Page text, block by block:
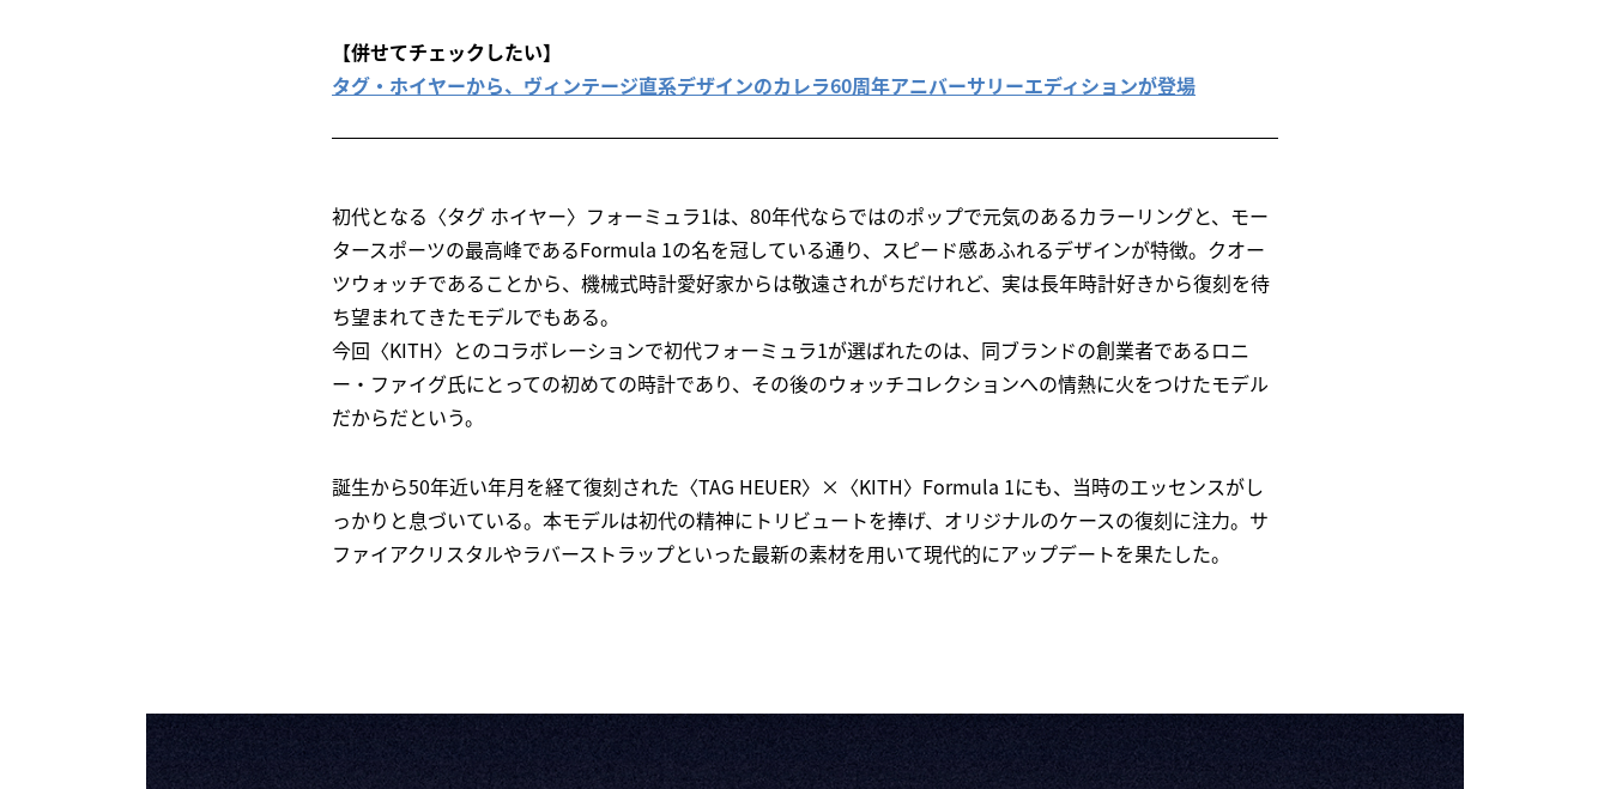
【併せてチェックしたい】
タグ・ホイヤーから、ヴィンテージ直系デザインのカレラ60周年アニバーサリーエディションが登場
初代となる〈タグ ホイヤー〉フォーミュラ1は、80年代ならではのポップで元気のあるカラーリングと、モー
タースポーツの最高峰であるFormula 1の名を冠している通り、スピード感あふれるデザインが特徴。クオー
ツウォッチであることから、機械式時計愛好家からは敬遠されがちだけれど、実は長年時計好きから復刻を待
ち望まれてきたモデルでもある。
今回〈KITH〉とのコラボレーションで初代フォーミュラ1が選ばれたのは、同ブランドの創業者であるロニ
ー・ファイグ氏にとっての初めての時計であり、その後のウォッチコレクションへの情熱に火をつけたモデル
だからだという。
誕生から50年近い年月を経て復刻された〈TAG HEUER〉×〈KITH〉Formula 1にも、当時のエッセンスがし
っかりと息づいている。本モデルは初代の精神にトリビュートを捧げ、オリジナルのケースの復刻に注力。サ
ファイアクリスタルやラバーストラップといった最新の素材を用いて現代的にアップデートを果たした。